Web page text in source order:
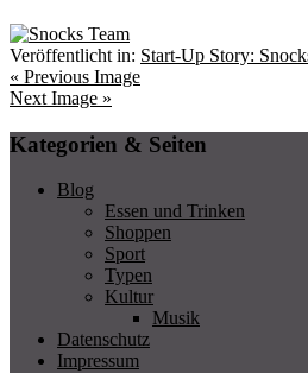
Veröffentlicht in: Start-Up Story:
« Previous Image
Next Image »
Kategorien & Seiten
Blog
Essen und Trinken
Shoppen
Sport
Typen
Kultur
Musik
Datenschutz
Impressum